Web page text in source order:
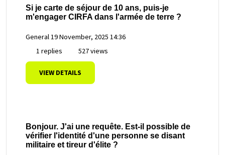
Si je carte de séjour de 10 ans, puis-je
m'engager CIRFA dans l'armée de terre ?
General19 November, 2025 14:36
1 replies
527 views
VIEW DETAILS
Bonjour. J'ai une requête. Est-il possible de
vérifier l'identité d'une personne se disant
militaire et tireur d'élite ?